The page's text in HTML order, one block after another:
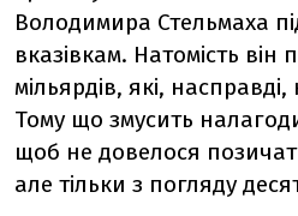
Володимира Стельмаха
вказівкам. Натомість він
мільярдів, які,
Тому що змусить
щоб не довелося
але тільки з погляду